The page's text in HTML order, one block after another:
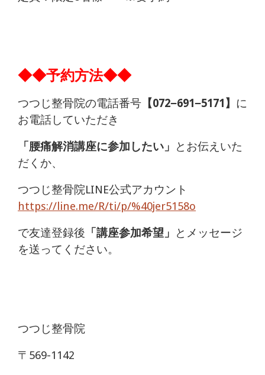
◆◆予約方法◆◆
つつじ整骨院の電話番号 【072−691−5171】 に
お電話していただき
「腰痛解消講座に参加したい」
とお伝えいた
だくか、
つつじ整骨院LINE公式アカウント
https://line.me/R/ti/p/%40jer5158o
で友達登録後 「講座参加希望」
とメッセージ
を送ってください。
つつじ整骨院
〒569-1142